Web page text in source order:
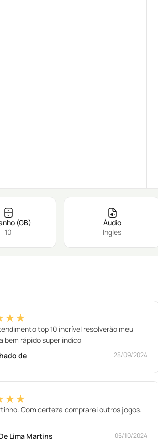
(GB)
10
Áudio
Ingles
top 10 incrível resolverão meu
bem rápido super indico
de
28/09/2024
Com certeza comprarei outros jogos.
Lima Martins 05/10/2024